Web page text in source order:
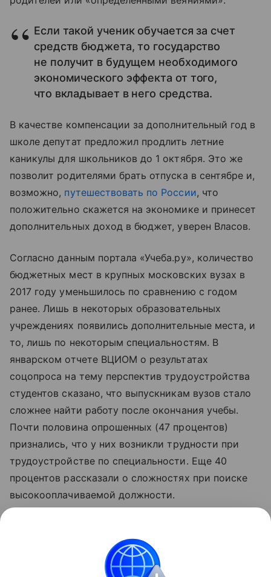
Если такой ученик обучается за счет
средств бюджета, то государство
не получит в будущем необходимого
экономического эффекта от того,
что вкладывает в него средства.
В качестве компенсации за дополнительный год в
школе депутат предложил продлить летние
каникулы для школьников до 1 октября. Это же
позволит родителями брать отпуска в сентябре и,
возможно, путешествовать по России, что
положительно скажется на экономике и принесет
дополнительных доход в бюджет, уверен Власов.
Согласно данным портала «Учеба.ру», количество
бюджетных мест в крупных московских вузах в
2017 году уменьшилось по сравнению с годом
ранее. Лишь в некоторых образовательных
учреждениях появились дополнительные места, и
то, лишь по некоторым специальностям. В
январском отчете ВЦИОМ о результатах
соцопроса на тему перспектив трудоустройства
студентов сказано, что выпускникам вузов стало
сложнее найти работу после окончания учебы.
Почти половина опрошенных (47 процентов)
признались, что у них возникли трудности при
трудоустройстве по специальности. Еще 40
процентов рассказали о сложностях при поиске
высокооплачиваемой должности.
Ольга Васильева обвинила
соцсети в том, что у детей проблемы с речью